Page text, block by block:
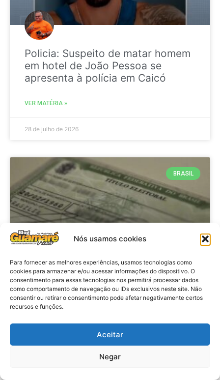
Nós usamos cookies
Para fornecer as melhores experiências, usamos tecnologias como
cookies para armazenar e/ou acessar informações do dispositivo. O
consentimento para essas tecnologias nos permitirá processar dados
como comportamento de navegação ou IDs exclusivos neste site. Não
consentir ou retirar o consentimento pode afetar negativamente certos
recursos e funções.
Aceitar
Negar
Policia: Suspeito de matar homem
em hotel de João Pessoa se
apresenta à polícia em Caicó
VER MATÉRIA »
28 de julho de 2026
BRASIL
Brasil: Policia Federal investiga
753 casos de crimes eleitorais
antes das eleições